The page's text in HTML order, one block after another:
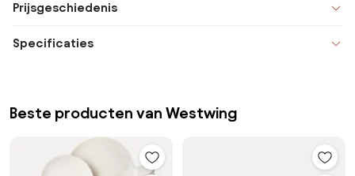
Prijsgeschiedenis
Specificaties
Beste producten van Westwing